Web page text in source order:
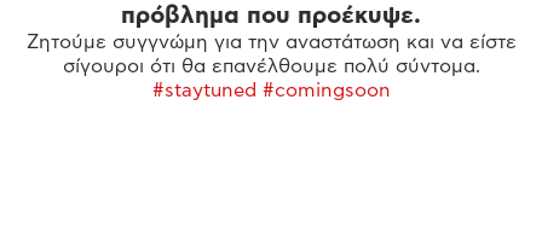
πρόβλημα που προέκυψε.
Ζητούμε συγγνώμη για την αναστάτωση και να είστε
σίγουροι ότι θα επανέλθουμε πολύ σύντομα.
#staytuned #comingsoon